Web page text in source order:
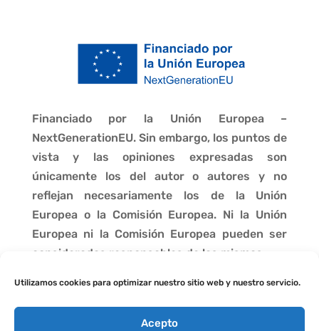
Utilizamos cookies para optimizar nuestro sitio web y nuestro servicio.
Acepto
Financiado por la Unión Europea –
NextGenerationEU. Sin embargo, los puntos de
vista y las opiniones expresadas son
únicamente los del autor o autores y no
reflejan necesariamente los de la Unión
Europea o la Comisión Europea. Ni la Unión
Europea ni la Comisión Europea pueden ser
consideradas responsables de las mismas.